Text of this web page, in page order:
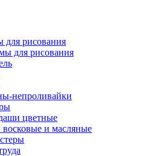
для рисования
для рисования
непроливайки
цветные
и масляные